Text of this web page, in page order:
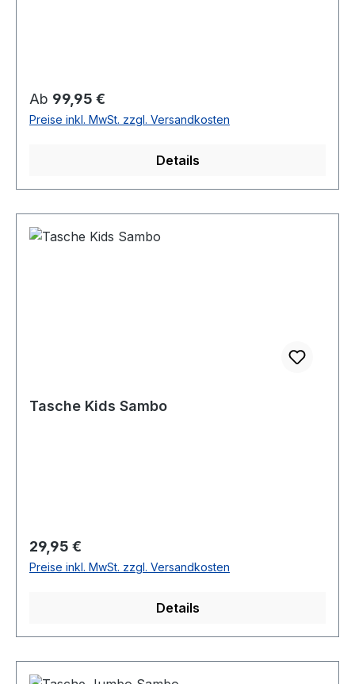
Regulärer Preis:
Ab 99,95 €
Preise inkl. MwSt. zzgl. Versandkosten
Details
Tasche Kids Sambo
Regulärer Preis:
29,95 €
Preise inkl. MwSt. zzgl. Versandkosten
Details